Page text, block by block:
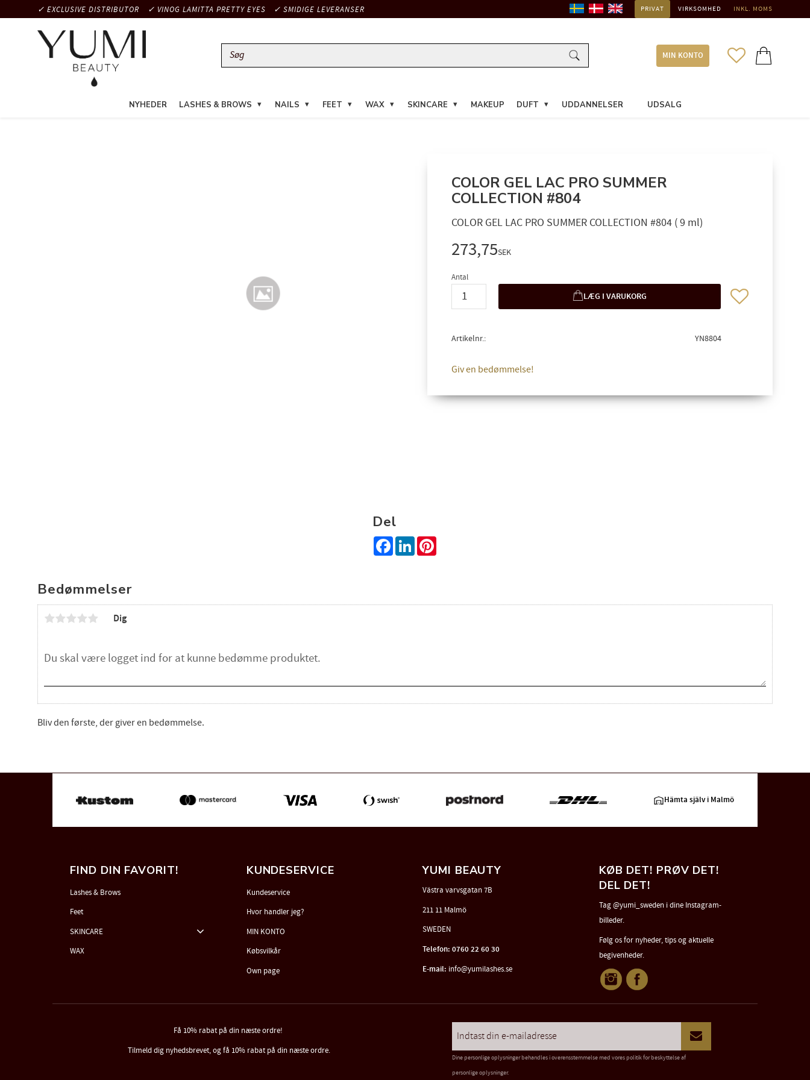
✓ EXCLUSIVE DISTRIBUTOR ✓ VINOG LAMITTA PRETTY EYES ✓ SMIDIGE LEVERANSER PRIVAT VIRKSOMHED INKL. MOMS
MIN KONTO FAVORITTER
INDKØBSKURV
NYHEDER LASHES & BROWS NAILS FEET WAX SKINCARE MAKEUP DUFT UDDANNELSER UDSALG
COLOR GEL LAC PRO SUMMER
COLLECTION #804
COLOR GEL LAC PRO SUMMER COLLECTION #804 ( 9 ml)
273,75SEK
Antal
Gem som favorit
Artikelnr. YN8804
Giv en bedømmelse!
Del
Facebook
LinkedIn
Bedømmelser
Dig
Bliv den første, der giver en bedømmelse.
Hämta själv i Malmö
FIND DIN FAVORIT!
Lashes & Brows
Feet
SKINCARE
WAX
KUNDESERVICE
Kundeservice
Hvor handler jeg?
MIN KONTO
Købsvilkår
Own page
YUMI BEAUTY
Västra varvsgatan 7B
211 11 Malmö
SWEDEN
Telefon: 0760 22 60 30
E-mail: info@yumilashes.se
KØB DET! PRØV DET!
DEL DET!
Tag @yumi_sweden i dine Instagram-
billeder.
Følg os for nyheder, tips og aktuelle
begivenheder.
Få 10% rabat på din næste ordre!
Tilmeld dig nyhedsbrevet, og få 10% rabat på din næste ordre.
Dine personlige oplysninger behandles i overensstemmelse med vorespolitik for beskyttelse af
personlige oplysninger.